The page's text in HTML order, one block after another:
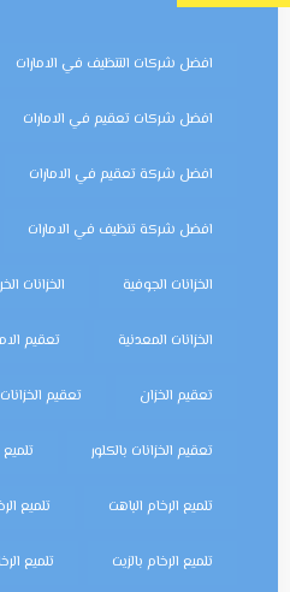
افضل شركات التنظيف في الامارات
افضل شركات تعقيم في الامارات
افضل شركة تعقيم في الامارات
افضل شركة تنظيف في الامارات
الخزانات الجوفية الخزانات
الخزانات المعدنية تعقيم
تعقيم الخزان تعقيم
تعقيم الخزانات بالكلور
تلميع الرخام الباهت تلميع
تلميع الرخام بالزيت تلميع